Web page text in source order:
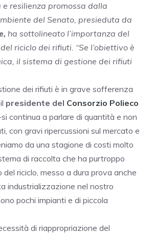
e resilienza promossa dalla
del Senato, presieduta da
ha sottolineato l’importanza del
riciclo dei rifiuti. “Se l’obiettivo è
il sistema di gestione dei rifiuti
dei rifiuti è in grave sofferenza
presidente del Consorzio Polieco
continua a parlare di quantità e non
con gravi ripercussioni sul mercato e
da una stagione di costi molto
di raccolta che ha purtroppo
del riciclo, messo a dura prova anche
industrializzazione nel nostro
pochi impianti e di piccola
di riappropriazione del